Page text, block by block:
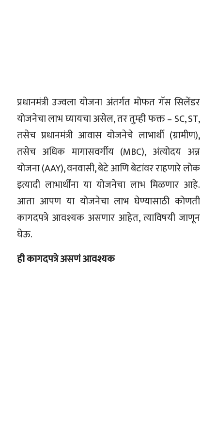
प्रधानमंत्री उज्वला योजना अंतर्गत मोफत गॅस सिलेंडर
योजनेचा लाभ घ्यायचा असेल, तर तुम्ही फक्त – SC, ST,
तसेच प्रधानमंत्री आवास योजनेचे लाभार्थी (ग्रामीण),
तसेच अधिक मागासवर्गीय (MBC), अंत्योदय अन्न
योजना (AAY), वनवासी, बेटे आणि बेटांवर राहणारे लोक
इत्यादी लाभार्थींना या योजनेचा लाभ मिळणार आहे.
आता आपण या योजनेचा लाभ घेण्यासाठी कोणती
कागदपत्रे आवश्यक असणार आहेत, त्याविषयी जाणून
घेऊ.
ही कागदपत्रे असणं आवश्यक